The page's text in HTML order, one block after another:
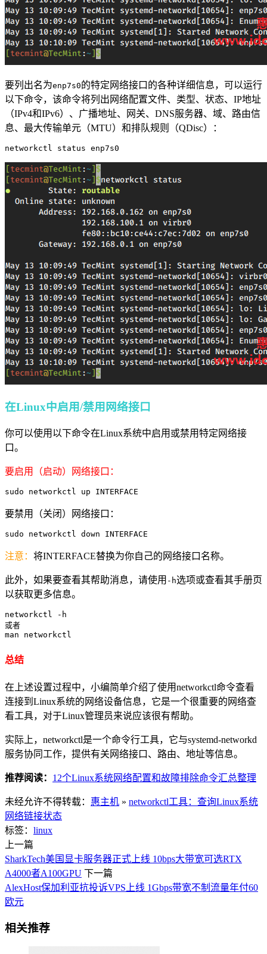
要列出名为enp7s0的特定网络接口的各种详细信息，可以运行
以下命令，该命令将列出网络配置文件、类型、状态、IP地址
（IPv4和IPv6）、广播地址、网关、DNS服务器、域、路由信
息、最大传输单元（MTU）和排队规则（QDisc）：
networkctl status enp7s0
在Linux中启用/禁用网络接口
你可以使用以下命令在Linux系统中启用或禁用特定网络接
口。
要启用（启动）网络接口：
sudo networkctl up INTERFACE
要禁用（关闭）网络接口：
sudo networkctl down INTERFACE
注意： 将INTERFACE替换为你自己的网络接口名称。
此外，如果要查看其帮助消息，请使用 -h选项或查看其手册页
以获取更多信息。
networkctl -h
或者
总结
在上述设置过程中，小编简单介绍了使用networkctl命令查看
连接到Linux系统的网络设备信息，它是一个很重要的网络查
看工具，对于Linux管理员来说应该很有帮助。
实际上，networkctl是一个命令行工具，它与systemd-networkd
服务协同工作，提供有关网络接口、路由、地址等信息。
推荐阅读： 12个Linux系统网络配置和故障排除命令汇总整理
未经允许不得转载： 惠主机 » networkctl工具：查询Linux系统
网络链接状态
标签： linux
上一篇
SharkTech美国显卡服务器正式上线 10bps大带宽可选RTX
A4000者A100GPU 下一篇
AlexHost保加利亚抗投诉VPS上线 1Gbps带宽不制流量年付60
欧元
相关推荐